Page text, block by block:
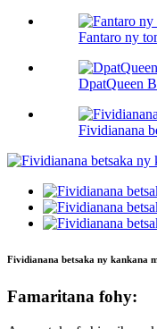
Fantaro ny
DpatQueen
Fividianana
Fividianana betsaka ny kankana
Famaritana fohy: